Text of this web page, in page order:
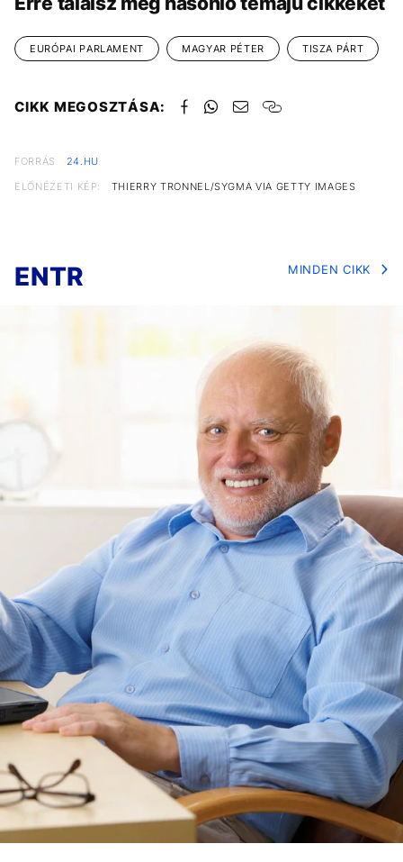
EURÓPAI PARLAMENT MAGYAR PÉTER TISZA PÁRT
CIKK MEGOSZTÁSA:
FORRÁS
24.HU
ELŐNÉZETI KÉP:
THIERRY TRONNEL/SYGMA VIA GETTY IMAGES
ENTR MINDEN CIKK